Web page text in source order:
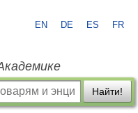
EN DE ES FR
Найти!